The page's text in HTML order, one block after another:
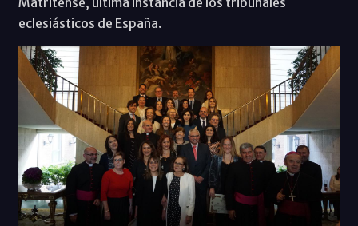
eclesiásticos de España.